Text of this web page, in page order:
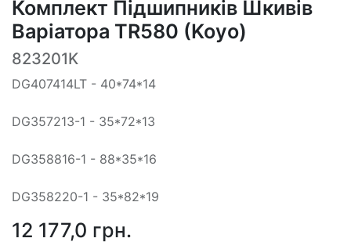
Комплект Підшипників Шкивів
Варіатора TR580 (Koyo)
823201K
DG407414LT - 40*74*14
DG357213-1 - 35*72*13
DG358816-1 - 88*35*16
DG358220-1 - 35*82*19
12 177,0 грн.